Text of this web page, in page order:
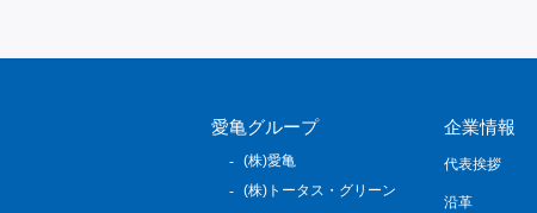
愛亀グループ
(株)愛亀
(株)トータス・グリーン
企業情報
代表挨拶
沿革